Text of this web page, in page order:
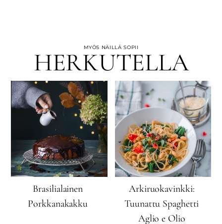
MYÖS NÄILLÄ SOPII
HERKUTELLA
Brasilialainen
Porkkanakakku
Arkiruokavinkki:
Tuunattu Spaghetti
Aglio e Olio